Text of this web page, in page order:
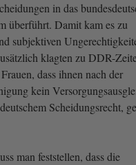
in das
überführt. Damit kam es zu
subjektiven
klagten zu DDR-
dass ihnen nach der
kein
Scheidungsrecht,
man feststellen, dass die